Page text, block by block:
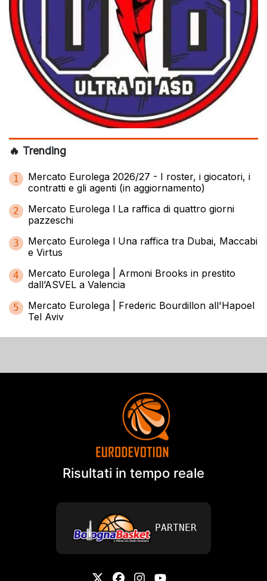
🔥 Trending
1
Mercato Eurolega 2026/27 - I roster, i giocatori, i
contratti e gli agenti (in aggiornamento)
2
Mercato Eurolega l La raffica di quattro giorni
pazzeschi
3
Mercato Eurolega l Una raffica tra Dubai, Maccabi
e Virtus
4
Mercato Eurolega | Armoni Brooks in prestito
dall’ASVEL a Valencia
5
Mercato Eurolega | Frederic Bourdillon all'Hapoel
Tel Aviv
Risultati in tempo reale
PARTNER